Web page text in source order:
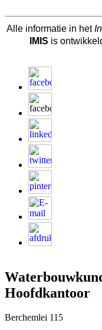
Alle informatie in het
IMIS is
Hoofdkantoor
Berchemlei 115